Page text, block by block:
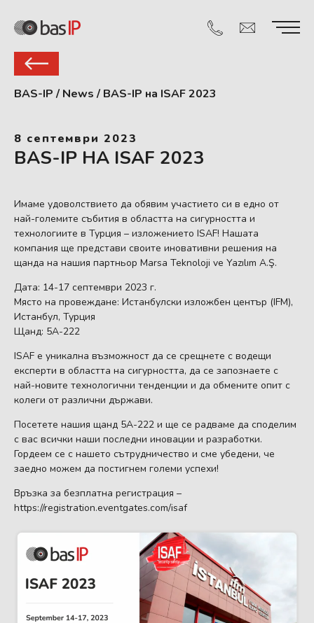
BAS-IP / News / BAS-IP на ISAF 2023
8 септември 2023
BAS-IP НА ISAF 2023
Имаме удоволствието да обявим участието си в едно от
най-големите събития в областта на сигурността и
технологиите в Турция – изложението ISAF! Нашата
компания ще представи своите иновативни решения на
щанда на нашия партньор Marsa Teknoloji ve Yazılım A.Ş.
Дата: 14-17 септември 2023 г.
Място на провеждане: Истанбулски изложбен център (IFM),
Истанбул, Турция
Щанд: 5А-222
ISAF е уникална възможност да се срещнете с водещи
експерти в областта на сигурността, да се запознаете с
най-новите технологични тенденции и да обмените опит с
колеги от различни държави.
Посетете нашия щанд 5А-222 и ще се радваме да споделим
с вас всички наши последни иновации и разработки.
Гордеем се с нашето сътрудничество и сме убедени, че
заедно можем да постигнем големи успехи!
Връзка за безплатна регистрация –
https://registration.eventgates.com/isaf